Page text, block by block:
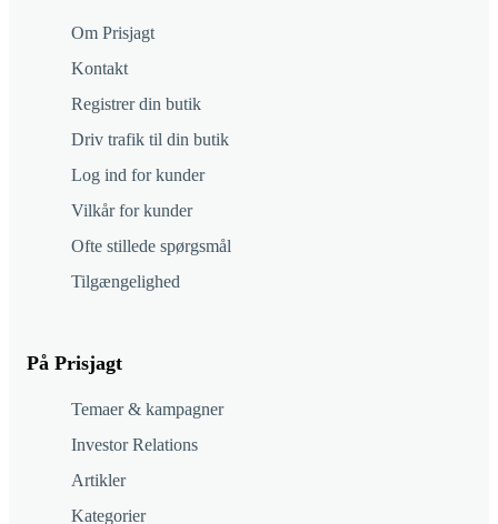
Om Prisjagt
Kontakt
Registrer din butik
Driv trafik til din butik
Log ind for kunder
Vilkår for kunder
Ofte stillede spørgsmål
Tilgængelighed
På Prisjagt
Temaer & kampagner
Investor Relations
Artikler
Kategorier